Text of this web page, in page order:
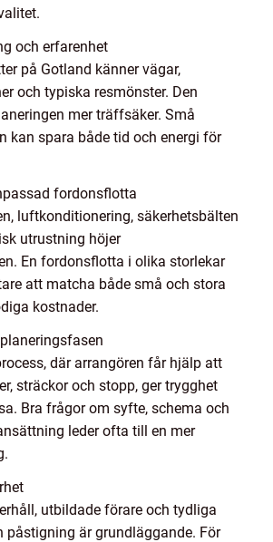
och erfarenhet
på Gotland känner vägar,
och typiska resmönster. Den
mer träffsäker. Små
kan spara både tid och energi för
fordonsflotta
luftkonditionering, säkerhetsbälten
utrustning höjer
En fordonsflotta i olika storlekar
att matcha både små och stora
kostnader.
där arrangören får hjälp att
sträckor och stopp, ger trygghet
Bra frågor om syfte, schema och
leder ofta till en mer
utbildade förare och tydliga
påstigning är grundläggande. För